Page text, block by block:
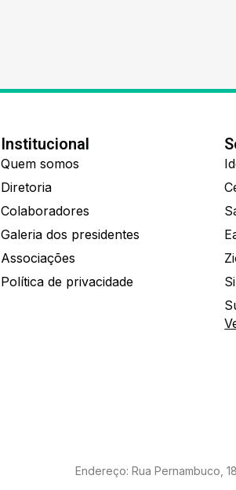
Institucional
Quem somos
Diretoria
Colaboradores
Galeria dos presidentes
Associações
Política de privacidade
Endereço: Rua Pernambuco,